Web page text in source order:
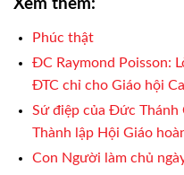
Xem thêm:
Phúc thật
ĐC Raymond Poisson:
ĐTC chỉ cho Giáo hội
Sứ điệp của Đức Thánh
Thành lập Hội Giáo
Con Người làm chủ